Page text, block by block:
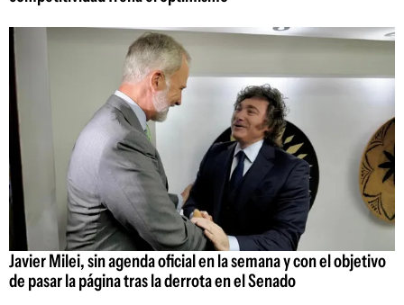
Javier Milei, sin agenda oficial en la semana y con el objetivo
de pasar la página tras la derrota en el Senado